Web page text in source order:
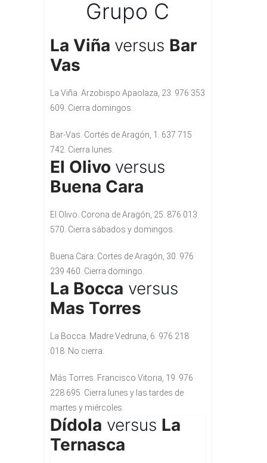
Grupo C
La Viña versus Bar
Vas
La Viña. Arzobispo Apaolaza, 23. 976 353
609. Cierra domingos.
Bar-Vas. Cortés de Aragón, 1. 637 715
742. Cierra lunes.
El Olivo versus
Buena Cara
El Olivo. Corona de Aragón, 25. 876 013
570. Cierra sábados y domingos.
Buena Cara. Cortes de Aragón, 30. 976
239 460. Cierra domingo.
La Bocca versus
Mas Torres
La Bocca. Madre Vedruna, 6. 976 218
018. No cierra.
Más Torres. Francisco Vitoria, 19. 976
228 695. Cierra lunes y las tardes de
martes y miércoles.
Dídola versus La
Ternasca